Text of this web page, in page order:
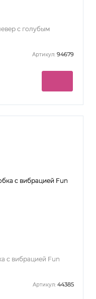
с голубым
Артикул: 94679
с вибрацией Fun
Артикул: 44385